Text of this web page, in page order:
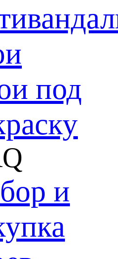
под
и